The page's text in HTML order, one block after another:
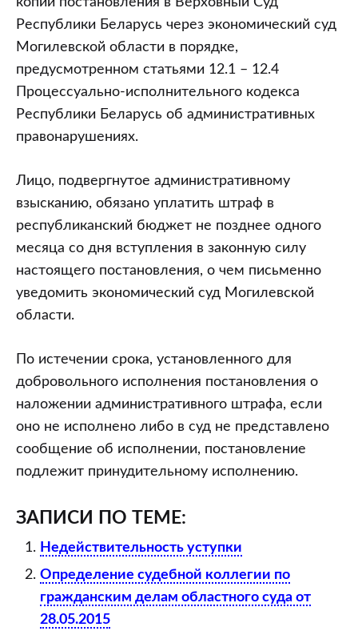
Республики Беларусь через экономический суд
Могилевской области в порядке,
предусмотренном статьями 12.1 – 12.4
Процессуально-исполнительного кодекса
Республики Беларусь об административных
правонарушениях.
Лицо, подвергнутое административному
взысканию, обязано уплатить штраф в
республиканский бюджет не позднее одного
месяца со дня вступления в законную силу
настоящего постановления, о чем письменно
уведомить экономический суд Могилевской
области.
По истечении срока, установленного для
добровольного исполнения постановления о
наложении административного штрафа, если
оно не исполнено либо в суд не представлено
сообщение об исполнении, постановление
подлежит принудительному исполнению.
ЗАПИСИ ПО ТЕМЕ:
Недействительность уступки
Определение судебной коллегии по
гражданским делам областного суда от
28.05.2015